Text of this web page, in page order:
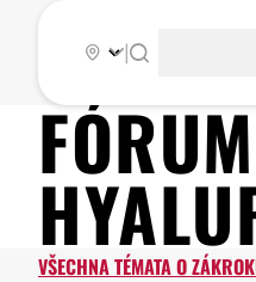
|
VŠECHNA TÉMATA O